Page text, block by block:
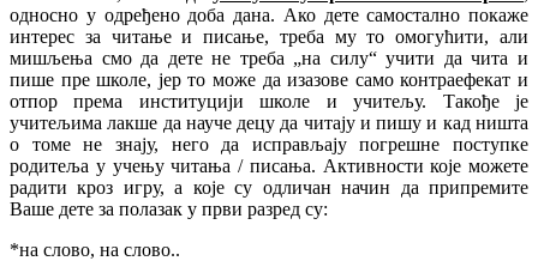
односно у одређено доба дана. Ако дете самостално покаже
интерес за читање и писање, треба му то омогућити, али
мишљења смо да дете не треба „на силу“ учити да чита и
пише пре школе, јер то може да изазове само контраефекат и
отпор према институцији школе и учитељу. Такође је
учитељима лакше да науче децу да читају и пишу и кад ништа
о томе не знају, него да исправљају погрешне поступке
родитеља у учењу читања / писања. Активности које можете
радити кроз игру, а које су одличан начин да припремите
Ваше дете за полазак у први разред су:
*на слово, на слово..